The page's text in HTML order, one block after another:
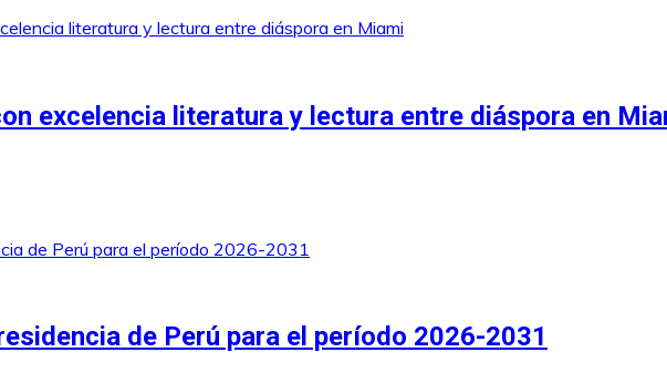
excelencia literatura y lectura entre diáspora en
de Perú para el período 2026-2031